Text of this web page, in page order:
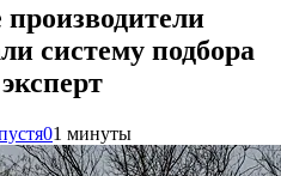
систему подбора
01 минуты